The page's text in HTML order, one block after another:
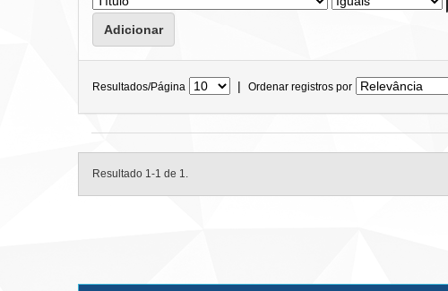
Resultados/Página | Ordenar registros por
Resultado 1-1 de 1.